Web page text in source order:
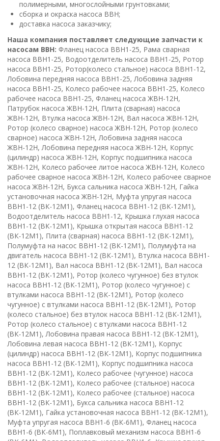
полимерными, многослойными грунтовками;
сборка и окраска насоса ВВН;
доставка насоса заказчику;
Наша компания поставляет следующие запчасти к
насосам ВВН: Фланец насоса ВВН1-25, Рама сварная
насоса ВВН1-25, Водоотделитель насоса ВВН1-25, Ротор
насоса ВВН1-25, Ротор(колесо стальное) насоса ВВН1-12,
Лобовина передняя насоса ВВН1-25, Лобовина задняя
насоса ВВН1-25, Колесо рабочее насоса ВВН1-25, Колесо
рабочее насоса ВВН1-25, Фланец насоса ЖВН-12Н,
Патрубок насоса ЖВН-12Н, Плита (сварная) насоса
ЖВН-12Н, Втулка насоса ЖВН-12Н, Вал насоса ЖВН-12Н,
Ротор (колесо сварное) насоса ЖВН-12Н, Ротор (колесо
сварное) насоса ЖВН-12Н, Лобовина задняя насоса
ЖВН-12Н, Лобовина передняя насоса ЖВН-12Н, Корпус
(цилиндр) насоса ЖВН-12Н, Корпус подшипника насоса
ЖВН-12Н, Колесо рабочее литое насоса ЖВН-12Н, Колесо
рабочее сварное насоса ЖВН-12Н, Колесо рабочее сварное
насоса ЖВН-12Н, Букса сальника насоса ЖВН-12Н, Гайка
установочная насоса ЖВН-12Н, Муфта упругая насоса
ВВН1-12 (ВК-12М1), Фланец насоса ВВН1-12 (ВК-12М1),
Водоотделитель насоса ВВН1-12, Крышка глухая насоса
ВВН1-12 (ВК-12М1), Крышка открытая насоса ВВН1-12
(ВК-12М1), Плита (сварная) насоса ВВН1-12 (ВК-12М1),
Полумуфта на насос ВВН1-12 (ВК-12М1), Полумуфта на
двигатель насоса ВВН1-12 (ВК-12М1), Втулка насоса ВВН1-
12 (ВК-12М1), Вал насоса ВВН1-12 (ВК-12М1), Вал насоса
ВВН1-12 (ВК-12М1), Ротор (колесо чугунное) без втулок
насоса ВВН1-12 (ВК-12М1), Ротор (колесо чугунное) с
втулками насоса ВВН1-12 (ВК-12М1), Ротор (колесо
чугунное) с втулками насоса ВВН1-12 (ВК-12М1), Ротор
(колесо стальное) без втулок насоса ВВН1-12 (ВК-12М1),
Ротор (колесо стальное) с втулками насоса ВВН1-12
(ВК-12М1), Лобовина правая насоса ВВН1-12 (ВК-12М1),
Лобовина левая насоса ВВН1-12 (ВК-12М1), Корпус
(цилиндр) насоса ВВН1-12 (ВК-12М1), Корпус подшипника
насоса ВВН1-12 (ВК-12М1), Корпус подшипника насоса
ВВН1-12 (ВК-12М1), Колесо рабочее (чугунное) насоса
ВВН1-12 (ВК-12М1), Колесо рабочее (стальное) насоса
ВВН1-12 (ВК-12М1), Колесо рабочее (стальное) насоса
ВВН1-12 (ВК-12М1), Букса сальника насоса ВВН1-12
(ВК-12М1), Гайка установочная насоса ВВН1-12 (ВК-12М1),
Муфта упругая насоса ВВН1-6 (ВК-6М1), Фланец насоса
ВВН1-6 (ВК-6М1), Поплавковый механизм насоса ВВН1-6